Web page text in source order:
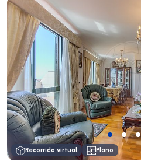
Recorrido virtual Plano